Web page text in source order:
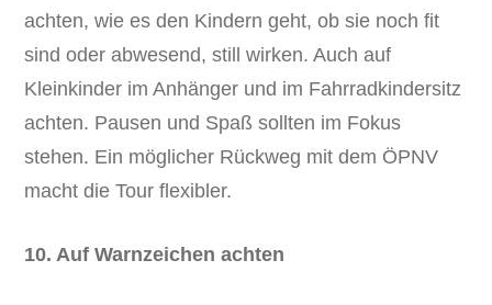
achten, wie es den Kindern geht, ob sie noch fit
sind oder abwesend, still wirken. Auch auf
Kleinkinder im Anhänger und im Fahrradkindersitz
achten. Pausen und Spaß sollten im Fokus
stehen. Ein möglicher Rückweg mit dem ÖPNV
macht die Tour flexibler.
10. Auf Warnzeichen achten